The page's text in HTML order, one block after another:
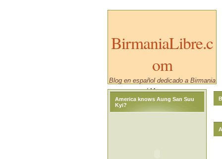
BirmaniaLibre.c
om
Blog en español dedicado a Birmania
/ Myanmar.
America knows Aung San Suu
Kyi?